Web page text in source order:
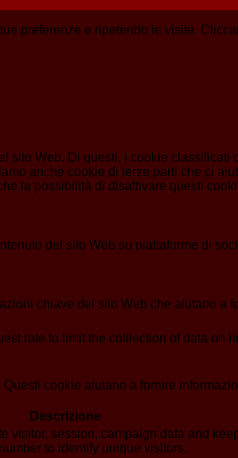
preferenze e ripetendo le visite.
Web. Di questi, i cookie
anche cookie di terze parti che ci
la possibilità di disattivare questi
del sito Web su piattaforme di
chiave del sito Web che aiutano a
rate to limit the colllection of data on
cookie aiutano a fornire
Descrizione
session, campaign data and
to identify unique visitors.